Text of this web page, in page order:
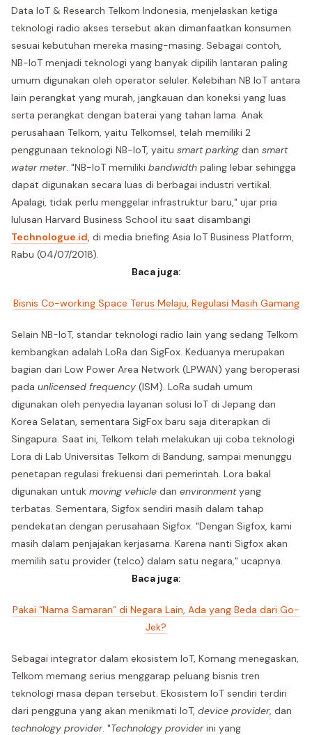
Data IoT & Research Telkom Indonesia, menjelaskan ketiga
teknologi radio akses tersebut akan dimanfaatkan konsumen
sesuai kebutuhan mereka masing-masing. Sebagai contoh,
NB-IoT menjadi teknologi yang banyak dipilih lantaran paling
umum digunakan oleh operator seluler. Kelebihan NB IoT antara
lain perangkat yang murah, jangkauan dan koneksi yang luas
serta perangkat dengan baterai yang tahan lama. Anak
perusahaan Telkom, yaitu Telkomsel, telah memiliki 2
penggunaan teknologi NB-IoT, yaitu smart parking dan smart
water meter. "NB-IoT memiliki bandwidth paling lebar sehingga
dapat digunakan secara luas di berbagai industri vertikal.
Apalagi, tidak perlu menggelar infrastruktur baru," ujar pria
lulusan Harvard Business School itu saat disambangi
Technologue.id, di media briefing Asia IoT Business Platform,
Rabu (04/07/2018).
Baca juga:
Bisnis Co-working Space Terus Melaju, Regulasi Masih Gamang
Selain NB-IoT, standar teknologi radio lain yang sedang Telkom
kembangkan adalah LoRa dan SigFox. Keduanya merupakan
bagian dari Low Power Area Network (LPWAN) yang beroperasi
pada unlicensed frequency (ISM). LoRa sudah umum
digunakan oleh penyedia layanan solusi IoT di Jepang dan
Korea Selatan, sementara SigFox baru saja diterapkan di
Singapura. Saat ini, Telkom telah melakukan uji coba teknologi
Lora di Lab Universitas Telkom di Bandung, sampai menunggu
penetapan regulasi frekuensi dari pemerintah. Lora bakal
digunakan untuk moving vehicle dan environmentyang
terbatas. Sementara, Sigfox sendiri masih dalam tahap
pendekatan dengan perusahaan Sigfox. "Dengan Sigfox, kami
masih dalam penjajakan kerjasama. Karena nanti Sigfox akan
memilih satu provider (telco) dalam satu negara," ucapnya.
Baca juga:
Pakai “Nama Samaran” di Negara Lain, Ada yang Beda dari Go-
Jek?
Sebagai integrator dalam ekosistem IoT, Komang menegaskan,
Telkom memang serius menggarap peluang bisnis tren
teknologi masa depan tersebut. Ekosistem IoT sendiri terdiri
dari pengguna yang akan menikmati IoT, device provider, dan
technology provider. "Technology providerini yang